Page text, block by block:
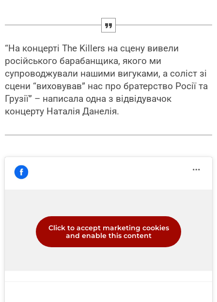
“На концерті The Killers на сцену вивели
російського барабанщика, якого ми
супроводжували нашими вигуками, а соліст зі
сцени “виховував” нас про братерство Росії та
Грузії” – написала одна з відвідувачок
концерту Наталія Данелія.
Click to accept marketing cookies
and enable this content